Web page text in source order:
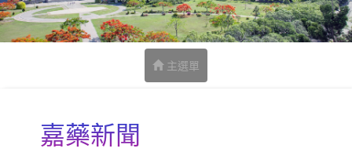
主選單
嘉藥新聞